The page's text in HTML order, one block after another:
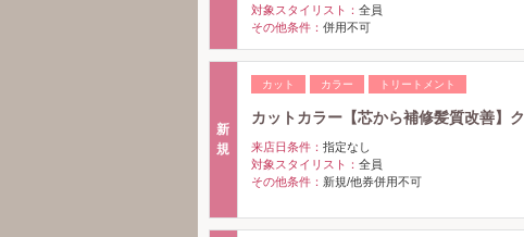
対象スタイリスト： 全員
その他条件： 併用不可
新
規
カット カラー トリートメント
カットカラー【芯から補修髪質改善】
来店日条件： 指定なし
対象スタイリスト： 全員
その他条件： 新規/他券併用不可